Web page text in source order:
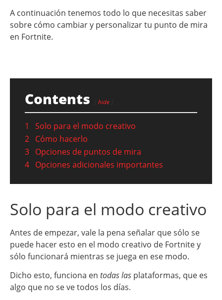
A continuación tenemos todo lo que necesitas saber
sobre cómo cambiar y personalizar tu punto de mira
en Fortnite.
Contents hide
1
Solo para el modo creativo
2 Cómo hacerlo
3 Opciones de puntos de mira
4 Opciones adicionales importantes
Solo para el modo creativo
Antes de empezar, vale la pena señalar que sólo se
puede hacer esto en el modo creativo de Fortnite y
sólo funcionará mientras se juega en ese modo.
Dicho esto, funciona en todas las plataformas, que es
algo que no se ve todos los días.